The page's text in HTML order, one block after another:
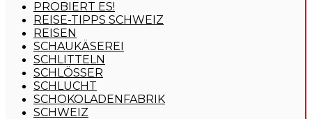
PROBIERT ES!
REISE-TIPPS SCHWEIZ
REISEN
SCHAUKÄSEREI
SCHLITTELN
SCHLÖSSER
SCHLUCHT
SCHOKOLADENFABRIK
SCHWEIZ